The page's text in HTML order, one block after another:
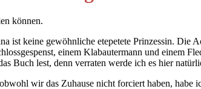
können.
ist keine gewöhnliche etepetete Prinzessin.
einem Klabautermann und einem
Buch lest, denn verraten werde ich es hier
wir das Zuhause nicht forciert haben, habe